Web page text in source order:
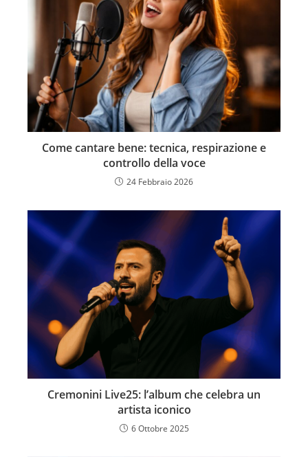
Come cantare bene: tecnica, respirazione e
controllo della voce
24 Febbraio 2026
Cremonini Live25: l’album che celebra un
artista iconico
6 Ottobre 2025